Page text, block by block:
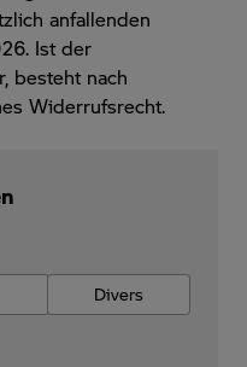
anfallenden
Ist der
besteht nach
Widerrufsrecht.
Divers